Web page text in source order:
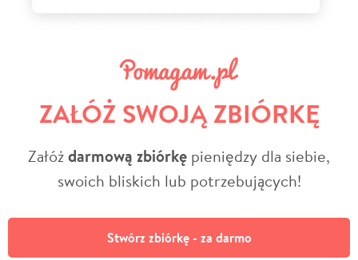
ZAŁÓŻ SWOJĄ ZBIÓRKĘ
Załóżdarmową zbiórkę pieniędzy dla siebie,
swoich bliskich lub potrzebujących!
Stwórz zbiórkę - za darmo